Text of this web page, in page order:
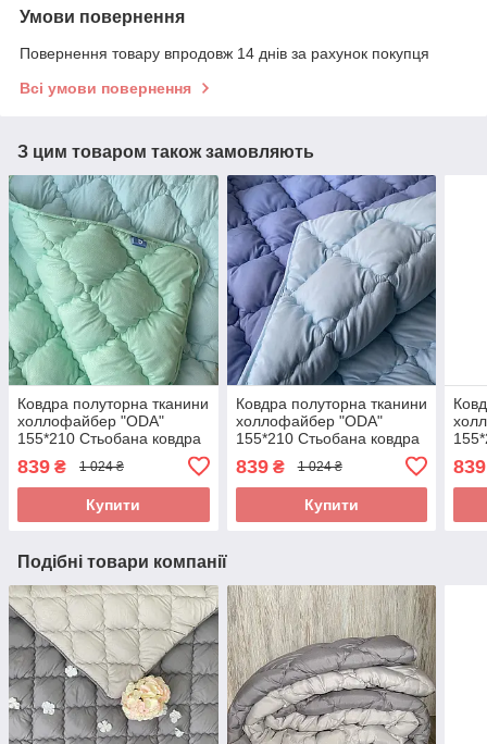
Умови повернення
Повернення товару впродовж 14 днів за рахунок покупця
Всі умови повернення
З цим товаром також замовляють
Ковдра полуторна тканини
холлофайбер "ODA"
155*210 Стьобана ковдра
839 ₴ 1 024 ₴
Купити
Ковдра полуторна тканини
холлофайбер "ODA"
155*210 Стьобана ковдра
839₴ 1 024 ₴
Купити
839
Подібні товари компанії